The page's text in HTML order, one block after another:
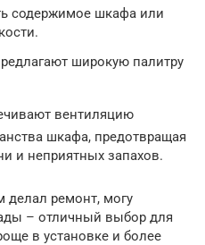
содержимое шкафа или
широкую палитру
вентиляцию
шкафа, предотвращая
и неприятных запахов.
делал ремонт, могу
– отличный выбор для
в установке и более